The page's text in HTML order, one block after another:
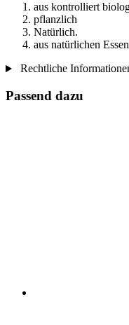
aus kontrolliert
pflanzlich
Natürlich.
aus natürlichen
Rechtliche
Passend dazu